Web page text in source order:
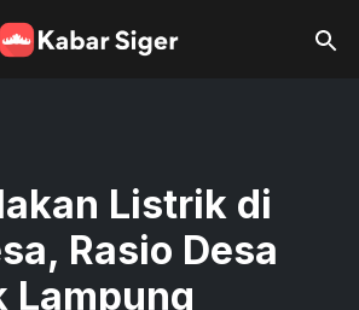
Listrik di
Rasio Desa
Lampung